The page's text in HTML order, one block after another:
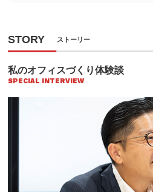
STORY ストーリー
私のオフィスづくり体験談
SPECIAL INTERVIEW